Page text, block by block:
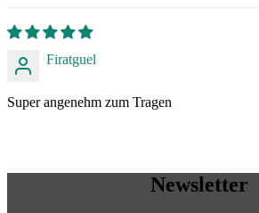
Firatguel
Super angenehm zum Tragen
Newsletter